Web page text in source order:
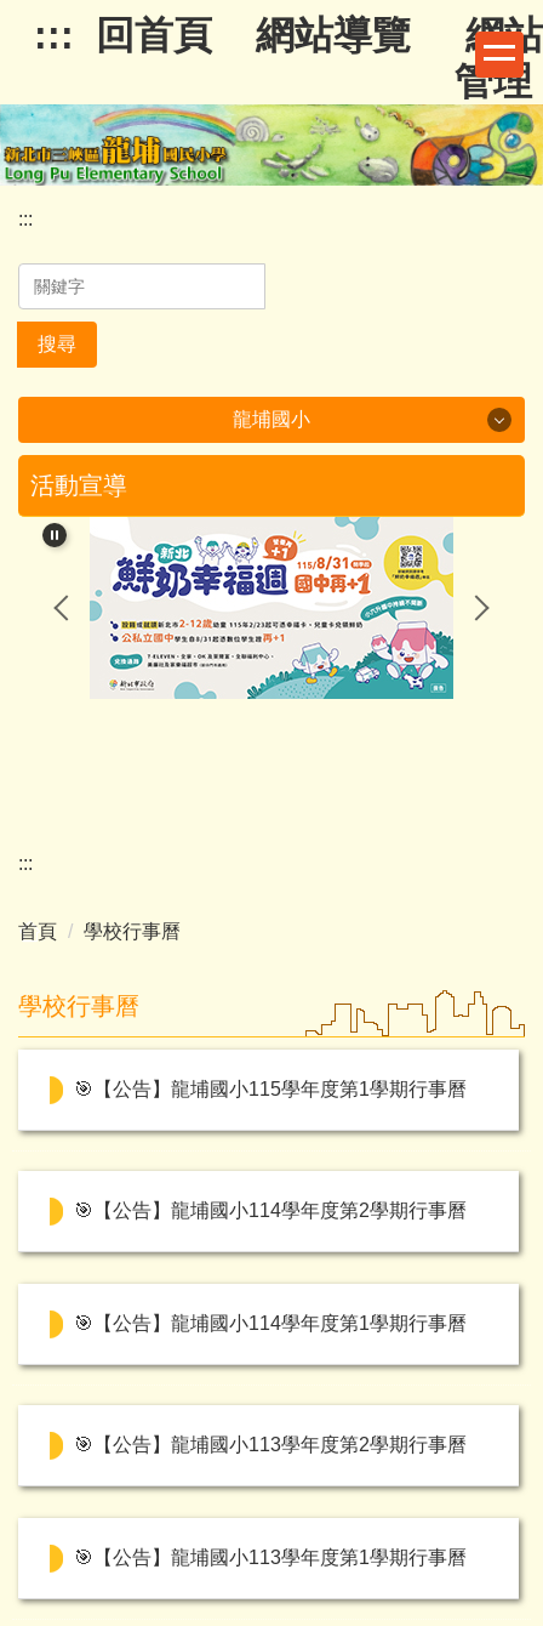
要
內
容
::: 回首頁 網站導覽
網站
管理
:::
搜尋
龍埔國小
龍埔國小
認識龍埔
行政團隊
活動宣導
:::
首頁 學校行事曆
學校行事曆
🎯【公告】龍埔國小115學年度第1學期行事曆
🎯【公告】龍埔國小114學年度第2學期行事曆
🎯【公告】龍埔國小114學年度第1學期行事曆
🎯【公告】龍埔國小113學年度第2學期行事曆
🎯【公告】龍埔國小113學年度第1學期行事曆